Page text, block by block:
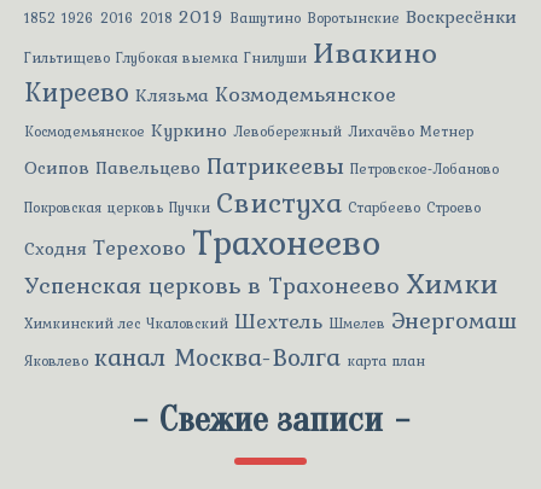
1852 1926 2016 2018 2019 Вашутино Воротынские Воскресёнки
Гильтищево Глубокая выемка Гнилуши Ивакино
Киреево Клязьма Козмодемьянское
Космодемьянское Куркино Левобережный Лихачёво Метнер
Осипов Павельцево Патрикеевы Петровское-Лобаново
Покровская церковь Пучки Свистуха Старбеево Строево
Сходня Терехово Трахонеево
Успенская церковь в Трахонеево Химки
Химкинский лес Чкаловский Шехтель Шмелев Энергомаш
Яковлево канал Москва-Волга карта план
- Свежие записи -